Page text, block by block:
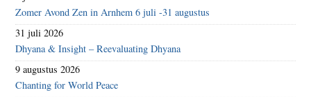
Zomer Avond Zen in Arnhem 6 juli -31 augustus
31 juli 2026
Dhyana & Insight – Reevaluating Dhyana
9 augustus 2026
Chanting for World Peace